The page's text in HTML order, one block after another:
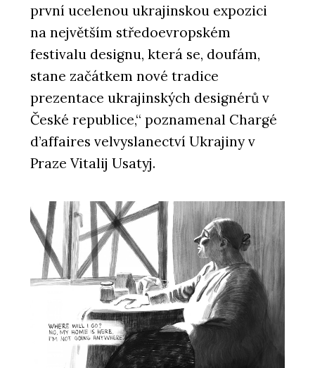
první ucelenou ukrajinskou expozici
na největším středoevropském
festivalu designu, která se, doufám,
stane začátkem nové tradice
prezentace ukrajinských designérů v
České republice,“ poznamenal Chargé
d’affaires velvyslanectví Ukrajiny v
Praze Vitalij Usatyj.